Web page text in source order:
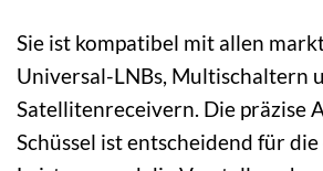
Sie ist kompatibel mit allen
Universal-LNBs, Multischaltern
Satellitenreceivern. Die präzise
Schüssel ist entscheidend für